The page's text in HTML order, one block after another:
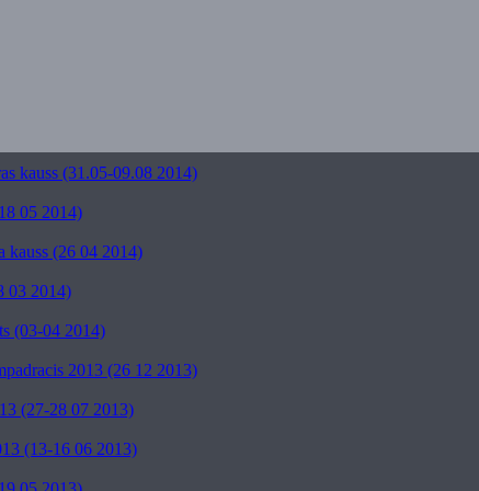
kauss (31.05-09.08 2014)
05 2014)
kauss (26 04 2014)
03 2014)
(03-04 2014)
2013 (26 12 2013)
(27-28 07 2013)
(13-16 06 2013)